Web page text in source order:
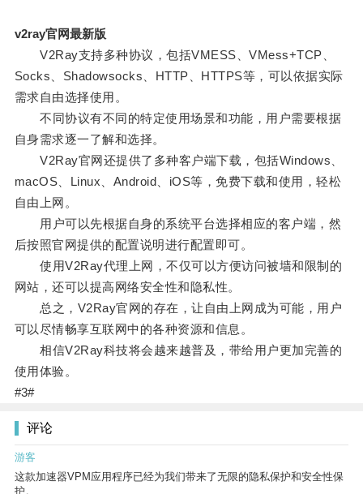
v2ray官网最新版
V2Ray支持多种协议，包括VMESS、VMess+TCP、
Socks、Shadowsocks、HTTP、HTTPS等，可以依据实际
需求自由选择使用。
不同协议有不同的特定使用场景和功能，用户需要根据
自身需求逐一了解和选择。
V2Ray官网还提供了多种客户端下载，包括Windows、
macOS、Linux、Android、iOS等，免费下载和使用，轻松
自由上网。
用户可以先根据自身的系统平台选择相应的客户端，然
后按照官网提供的配置说明进行配置即可。
使用V2Ray代理上网，不仅可以方便访问被墙和限制的
网站，还可以提高网络安全性和隐私性。
总之，V2Ray官网的存在，让自由上网成为可能，用户
可以尽情畅享互联网中的各种资源和信息。
相信V2Ray科技将会越来越普及，带给用户更加完善的
使用体验。
#3#
评论
游客
这款加速器VPM应用程序已经为我们带来了无限的隐私保护和安全性保
护。